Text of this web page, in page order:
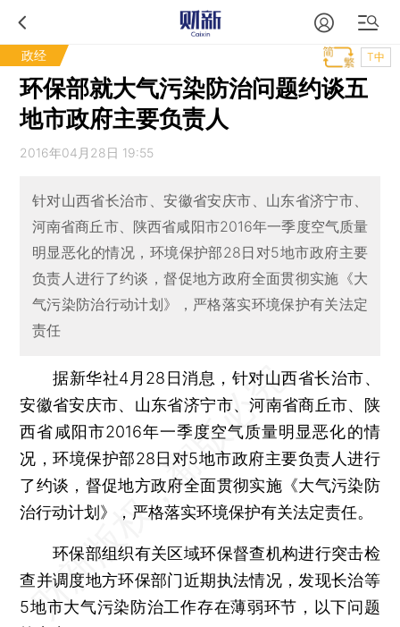
政经 T中
环保部就大气污染防治问题约谈五
地市政府主要负责人
2016年04月28日 19:55
针对山西省长治市、安徽省安庆市、山东省济宁市、
河南省商丘市、陕西省咸阳市2016年一季度空气质量
明显恶化的情况，环境保护部28日对5地市政府主要
负责人进行了约谈，督促地方政府全面贯彻实施《大
气污染防治行动计划》，严格落实环境保护有关法定
责任
据新华社4月28日消息，针对山西省长治市、
安徽省安庆市、山东省济宁市、河南省商丘市、陕
西省咸阳市2016年一季度空气质量明显恶化的情
况，环境保护部28日对5地市政府主要负责人进行
了约谈，督促地方政府全面贯彻实施《大气污染防
治行动计划》，严格落实环境保护有关法定责任。
环保部组织有关区域环保督查机构进行突击检
查并调度地方环保部门近期执法情况，发现长治等
5地市大气污染防治工作存在薄弱环节，以下问题